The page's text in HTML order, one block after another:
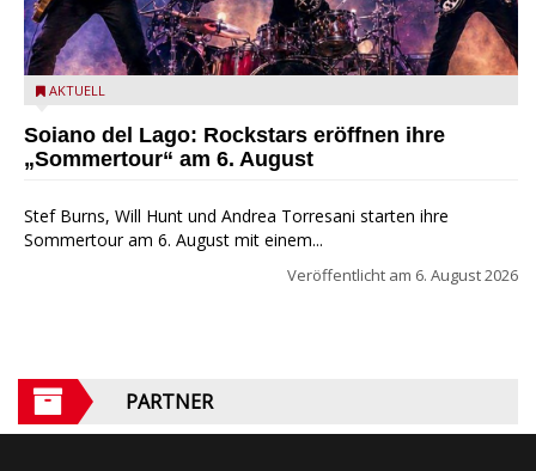
Stef Burns, Will Hunt und Andrea Torresani im Summer Rock
AKTUELL
Soiano del Lago: Rockstars eröffnen ihre
„Sommertour“ am 6. August
Stef Burns, Will Hunt und Andrea Torresani starten ihre
Sommertour am 6. August mit einem...
Veröffentlicht am 6. August 2026
PARTNER